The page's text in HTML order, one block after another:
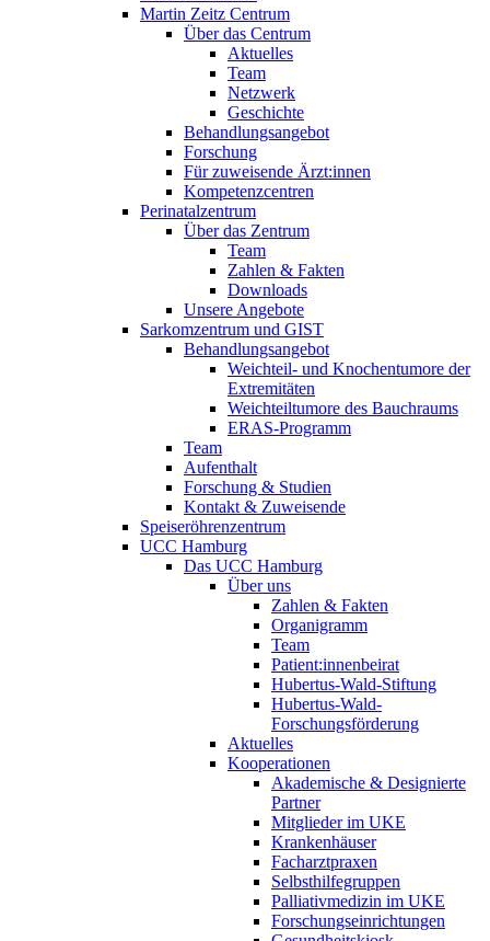
Martin Zeitz Centrum
Über das Centrum
Aktuelles
Team
Netzwerk
Geschichte
Behandlungsangebot
Forschung
Für zuweisende Ärzt:innen
Kompetenzcentren
Perinatalzentrum
Über das Zentrum
Team
Zahlen & Fakten
Downloads
Unsere Angebote
Sarkomzentrum und GIST
Behandlungsangebot
Weichteil- und Knochentumore der
Extremitäten
Weichteiltumore des Bauchraums
ERAS-Programm
Team
Aufenthalt
Forschung & Studien
Kontakt & Zuweisende
Speiseröhrenzentrum
UCC Hamburg
Das UCC Hamburg
Über uns
Zahlen & Fakten
Organigramm
Team
Patient:innenbeirat
Hubertus-Wald-Stiftung
Hubertus-Wald-
Forschungsförderung
Aktuelles
Kooperationen
Akademische & Designierte
Partner
Mitglieder im UKE
Krankenhäuser
Facharztpraxen
Selbsthilfegruppen
Palliativmedizin im UKE
Forschungseinrichtungen